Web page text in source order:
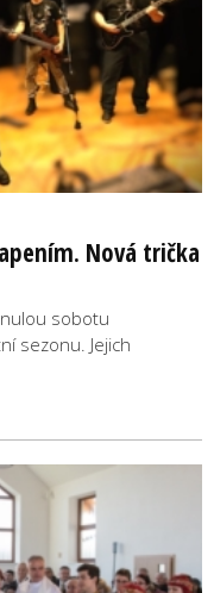
Nová trička
sobotu
sezonu. Jejich